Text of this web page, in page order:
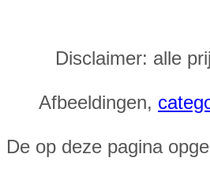
Disclaimer: alle
Afbeeldingen,
De op deze pagina